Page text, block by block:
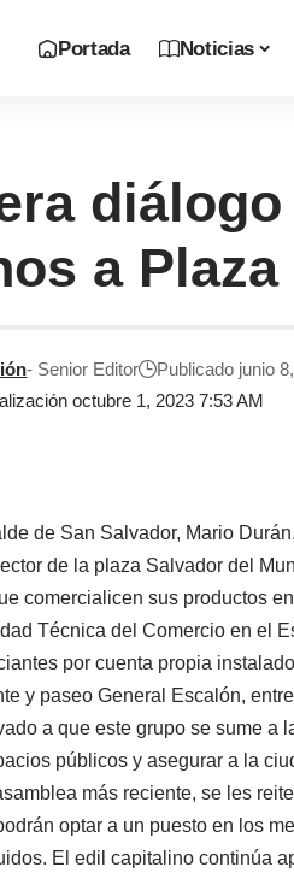
Portada Noticias
a
octubre 1, 2023 7:53 AM
- Senior Editor Publicado junio
de San Salvador, Mario
de la plaza Salvador del
comercialicen sus productos
Técnica del Comercio en el
por cuenta propia
y paseo General Escalón,
a que este grupo se sume a
públicos y asegurar a la
más reciente, se les
optar a un puesto en los
El edil capitalino continúa